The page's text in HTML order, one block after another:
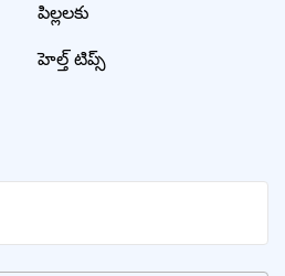
పిల్లలకు
హెల్త్ టిప్స్